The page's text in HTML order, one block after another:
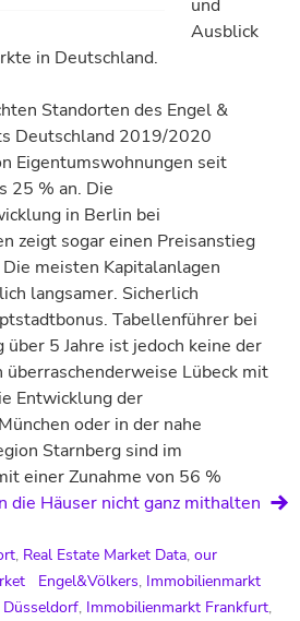
und
Ausblick
in Deutschland.
Standorten des Engel &
Deutschland 2019/2020
Eigentumswohnungen seit
25 % an. Die
in Berlin bei
zeigt sogar einen Preisanstieg
meisten Kapitalanlagen
langsamer. Sicherlich
Tabellenführer bei
5 Jahre ist jedoch keine der
Lübeck mit
Entwicklung der
oder in der nahe
Starnberg sind im
einer Zunahme von 56 %
die Häuser nicht ganz mithalten
, Real Estate Market Data, our
Engel&Völkers, Immobilienmarkt
, Immobilienmarkt Frankfurt,